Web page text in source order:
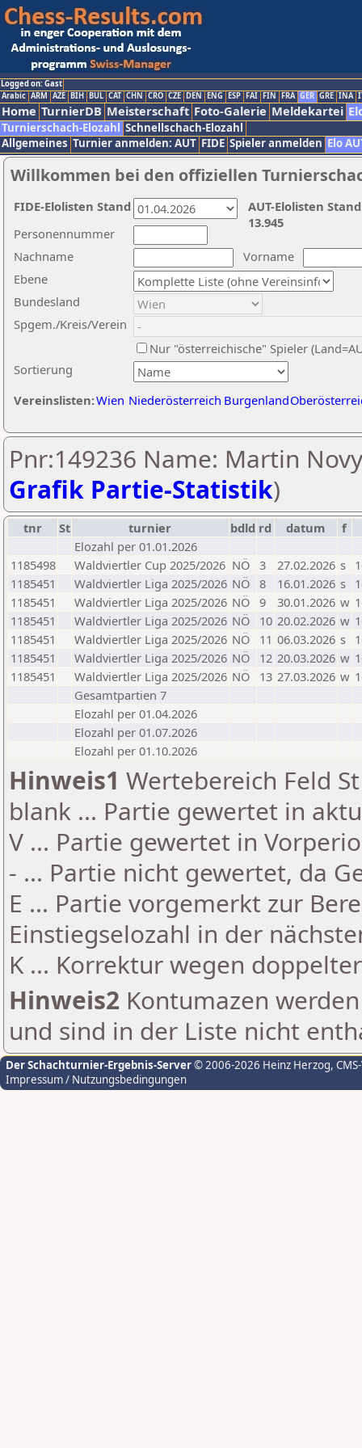
Logged on: Gast
Arabic ARM AZE BIH BUL CAT CHN CRO CZE DEN ENG ESP FAI FIN FRA GER GRE INA
Home TurnierDB Meisterschaft Foto-Galerie Meldekartei
Turnierschach-Elozahl Schnellschach-Elozahl
Allgemeines Turnier anmelden: AUT FIDE Spieler anmelden Elo
Willkommen bei den offiziellen
Nachname
Vorname
Ebene
Sortierung
Personennummer
Bundesland
Spgem./Kreis/Verein
Nur "österreichische" Spieler
Vereinslisten:Wien Niederösterreich Burgenland
AUT-Elolisten
13.945
FIDE-Elolisten Stand
Pnr:149236 Name: Martin
Grafik Partie-Statistik)
tnr St turnier bdld rd datum f
Elozahl per 01.01.2026
1185498
Waldviertler Cup 2025/2026 NÖ 3 27.02.2026 s
1185451
Waldviertler Liga 2025/2026 NÖ 8 16.01.2026 s
1185451
Waldviertler Liga 2025/2026 NÖ 9 30.01.2026 w
1185451
Waldviertler Liga 2025/2026 NÖ 10 20.02.2026 w
1185451
Waldviertler Liga 2025/2026 NÖ 11 06.03.2026 s
1185451
Waldviertler Liga 2025/2026 NÖ 12 20.03.2026 w
1185451
Waldviertler Liga 2025/2026 NÖ 13 27.03.2026 w
Gesamtpartien 7
Elozahl per 01.04.2026
Elozahl per 01.07.2026
Elozahl per 01.10.2026
Hinweis1 Wertebereich Feld
blank ... Partie gewertet in
V ... Partie gewertet in
- ... Partie nicht gewertet, da
E ... Partie vorgemerkt zur
Einstiegselozahl in der
K ... Korrektur wegen
Hinweis2 Kontumazen
und sind in der Liste nicht
Der Schachturnier-Ergebnis-Server© 2006-2026 Heinz Herzog,
Impressum / Nutzungsbedingungen